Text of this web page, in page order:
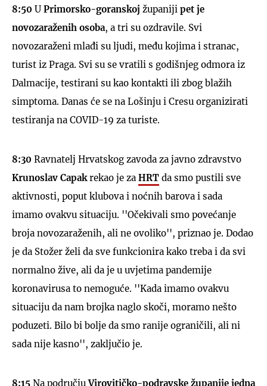
8:50 U Primorsko-goranskoj županiji pet je
novozaraženih osoba, a tri su ozdravile. Svi
novozaraženi mlađi su ljudi, među kojima i stranac,
turist iz Praga. Svi su se vratili s godišnjeg odmora iz
Dalmacije, testirani su kao kontakti ili zbog blažih
simptoma. Danas će se na Lošinju i Cresu organizirati
testiranja na COVID-19 za turiste.
8:30 Ravnatelj Hrvatskog zavoda za javno zdravstvo
Krunoslav Capakrekao je za HRT da smo pustili sve
aktivnosti, poput klubova i noćnih barova i sada
imamo ovakvu situaciju. ''Očekivali smo povećanje
broja novozaraženih, ali ne ovoliko'', priznao je. Dodao
je da Stožer želi da sve funkcionira kako treba i da svi
normalno žive, ali da je u uvjetima pandemije
koronavirusa to nemoguće. ''Kada imamo ovakvu
situaciju da nam brojka naglo skoči, moramo nešto
poduzeti. Bilo bi bolje da smo ranije ograničili, ali ni
sada nije kasno'', zaključio je.
8:15 Na područjuVirovitičko-podravske županije jedna